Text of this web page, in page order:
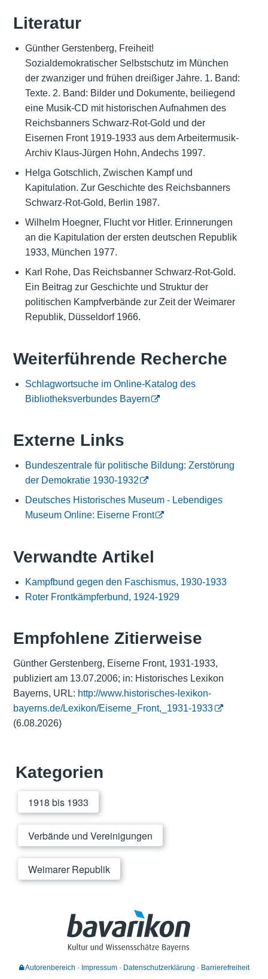
Literatur
Günther Gerstenberg, Freiheit!
Sozialdemokratischer Selbstschutz im München
der zwanziger und frühen dreißiger Jahre. 1. Band:
Texte. 2. Band: Bilder und Dokumente, beiliegend
eine Musik-CD mit historischen Aufnahmen des
Reichsbanners Schwarz-Rot-Gold und der
Eisernen Front 1919-1933 aus dem Arbeitermusik-
Archiv Klaus-Jürgen Hohn, Andechs 1997.
Helga Gotschlich, Zwischen Kampf und
Kapitulation. Zur Geschichte des Reichsbanners
Schwarz-Rot-Gold, Berlin 1987.
Wilhelm Hoegner, Flucht vor Hitler. Erinnerungen
an die Kapitulation der ersten deutschen Republik
1933, München 1977.
Karl Rohe, Das Reichsbanner Schwarz-Rot-Gold.
Ein Beitrag zur Geschichte und Struktur der
politischen Kampfverbände zur Zeit der Weimarer
Republik, Düsseldorf 1966.
Weiterführende Recherche
Schlagwortsuche im Online-Katalog des
Bibliotheksverbundes Bayern
Externe Links
Bundeszentrale für politische Bildung: Zerstörung
der Demokratie 1930-1932
Deutsches Historisches Museum - Lebendiges
Museum Online: Eiserne Front
Verwandte Artikel
Kampfbund gegen den Faschismus, 1930-1933
Roter Frontkämpferbund, 1924-1929
Empfohlene Zitierweise
Günther Gerstenberg, Eiserne Front, 1931-1933,
publiziert am 13.07.2006; in: Historisches Lexikon
Bayerns, URL: http://www.historisches-lexikon-
bayerns.de/Lexikon/Eiserne_Front,_1931-1933
(6.08.2026)
Kategorien
1918 bis 1933
Verbände und Vereinigungen
Weimarer Republik
Autorenbereich Impressum Datenschutzerklärung Barrierefreiheit